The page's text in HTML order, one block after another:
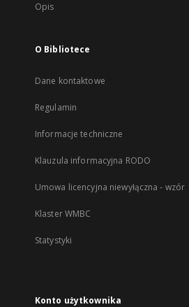
Opis
O Bibliotece
Dane kontaktowe
Regulamin
Informacje techniczne
Klauzula informacyjna RODO
Umowa licencyjna niewyłączna - wzór
Klaster WMBC
Statystyki
Konto użytkownika